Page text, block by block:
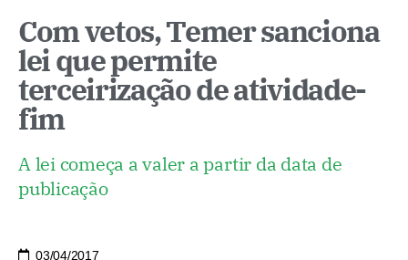
Com vetos, Temer sanciona
lei que permite
terceirização de atividade-
fim
A lei começa a valer a partir da data de
publicação
03/04/2017